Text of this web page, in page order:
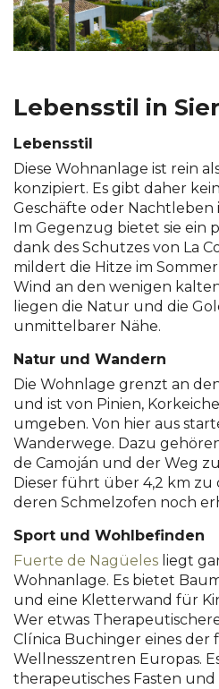
Lebensstil in
Lebensstil
Diese Wohnanlage ist rein
konzipiert. Es gibt daher
Geschäfte oder Nachtleben
Im Gegenzug bietet sie ein
dank des Schutzes von La
mildert die Hitze im
Wind an den wenigen
liegen die Natur und die
unmittelbarer Nähe.
Natur und Wandern
Die Wohnlage grenzt an
und ist von Pinien,
umgeben. Von hier aus
Wanderwege. Dazu
de Camoján und der Weg
Dieser führt über 4,2 km zu
deren Schmelzofen noch
Sport und Wohlbefinden
Fuerte de Nagüeles liegt
Wohnanlage. Es bietet
und eine Kletterwand für
Wer etwas
Clínica Buchinger eines der
Wellnesszentren Europas.
therapeutisches Fasten